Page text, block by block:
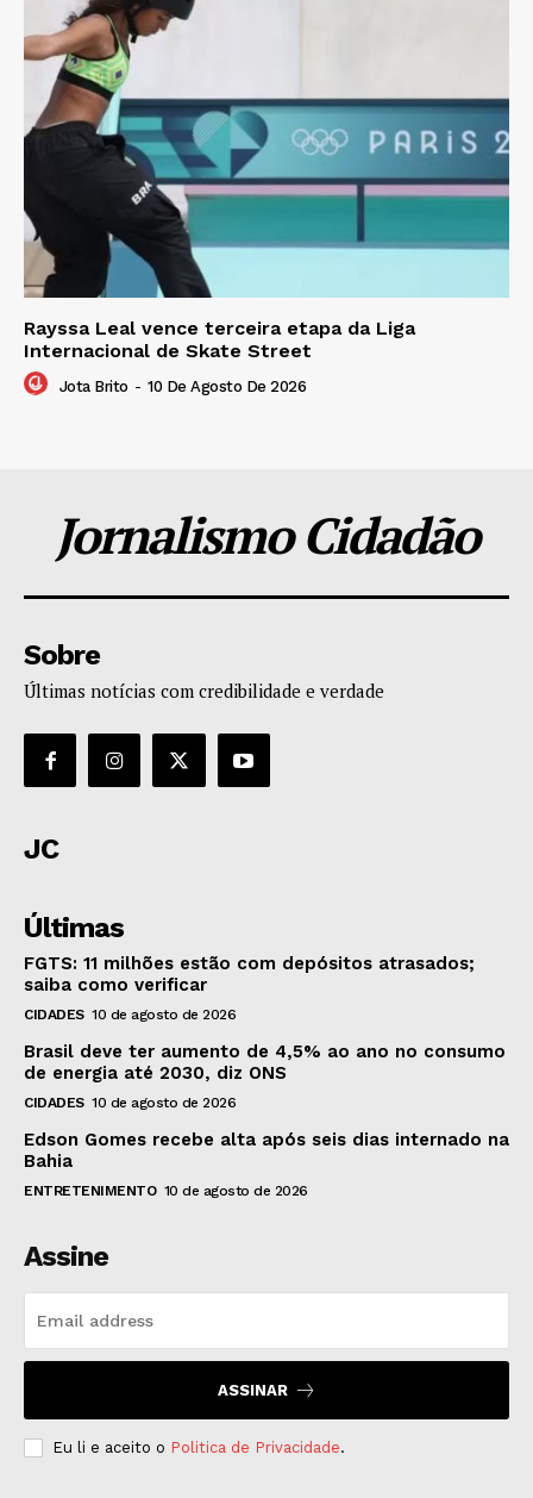
Rayssa Leal vence terceira etapa da Liga
Internacional de Skate Street
Jota Brito - 10 De Agosto De 2026
Jornalismo Cidadão
Sobre
Últimas notícias com credibilidade e verdade
JC
Últimas
FGTS: 11 milhões estão com depósitos atrasados;
saiba como verificar
CIDADES 10 de agosto de 2026
Brasil deve ter aumento de 4,5% ao ano no consumo
de energia até 2030, diz ONS
CIDADES 10 de agosto de 2026
Edson Gomes recebe alta após seis dias internado na
Bahia
ENTRETENIMENTO 10 de agosto de 2026
Assine
ASSINAR
Eu li e aceito o Politica de Privacidade.